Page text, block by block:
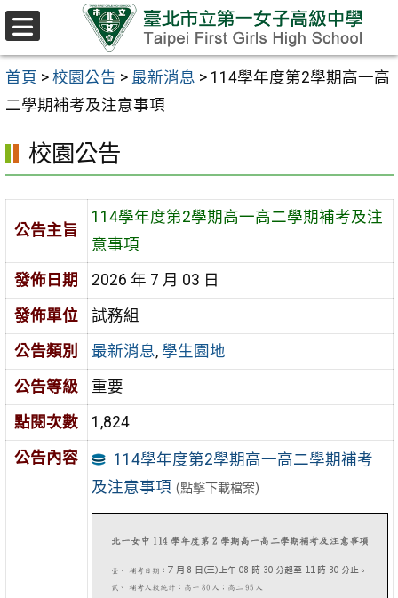
跳至主要內容區
首頁 > 校園公告 > 最新消息 > 114學年度第2學期高一高
二學期補考及注意事項
校園公告
公告主旨
114學年度第2學期高一高二學期補考及注
意事項
發佈日期
2026 年 7 月 03 日
發佈單位
試務組
公告類別
最新消息, 學生園地
公告等級
重要
點閱次數
1,824
公告內容
114學年度第2學期高一高二學期補考
及注意事項 (點擊下載檔案)
選
單